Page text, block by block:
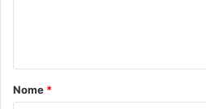
D
o
Nome *